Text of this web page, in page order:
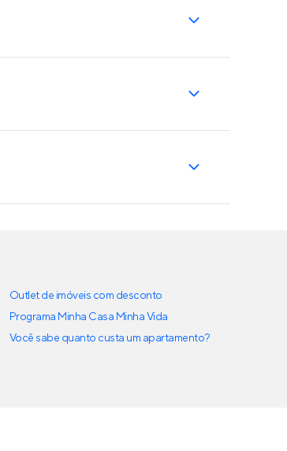
Outlet de imóveis com desconto
Programa Minha Casa Minha Vida
Você sabe quanto custa um apartamento?